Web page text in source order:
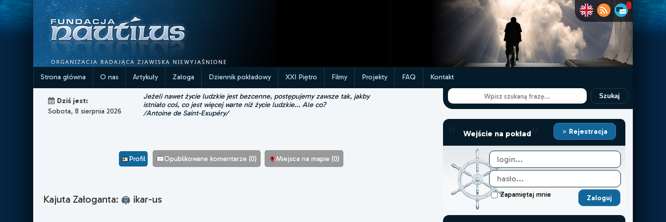
Strona główna O nas Artykuły Załoga Dziennik pokładowy XXI Piętro Filmy Projekty FAQ Kontakt
Dziś jest:
Sobota, 8 sierpnia 2026
Jeżeli nawet życie ludzkie jest bezcenne, postępujemy zawsze tak, jakby
istniało coś, co jest więcej warte niż życie ludzkie... Ale co?
/Antoine de Saint-Exupéry/
Profil Opublikowane komentarze (0) Miejsca na mapie (0)
Kajuta Załoganta: ikar-us
Szukaj
// Wejście na pokład// Rejestracja
Zapamiętaj mnie